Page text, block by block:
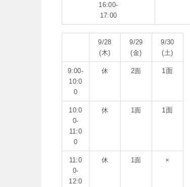
16:00-
17:00
9/28
(木)
9/29
(金)
9/30
(土)
9:00-
10:0
0
休 2面 1面
10:0
0-
11:0
0
休 1面 1面
11:0
0-
12:0
休 1面 ×